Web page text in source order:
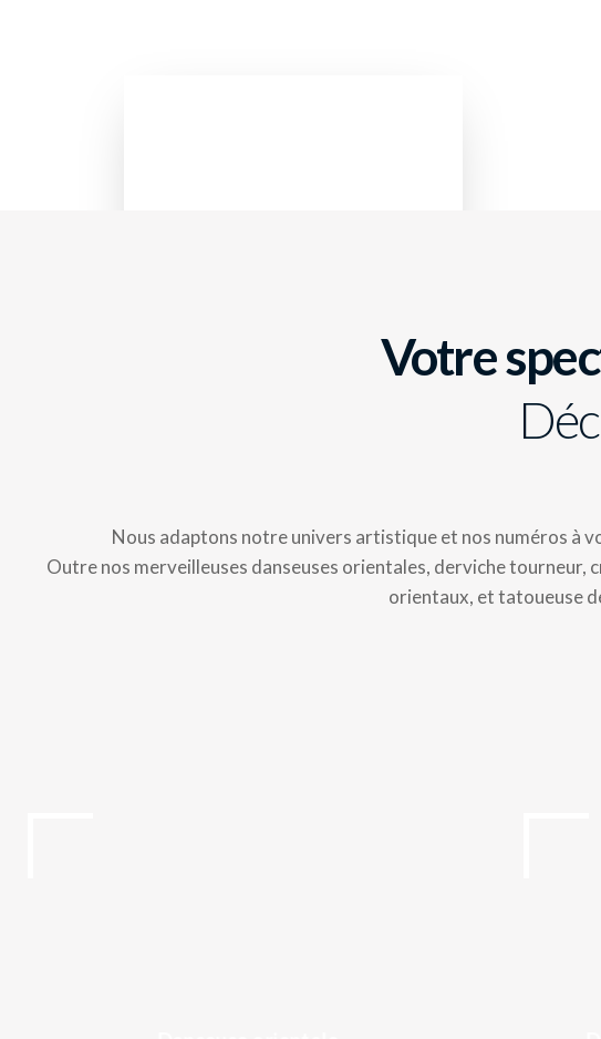
Votre
Nous adaptons notre univers artistique et nos numéros à
Outre nos merveilleuses danseuses orientales, derviche tourneur,
orientaux, et tatoueuse